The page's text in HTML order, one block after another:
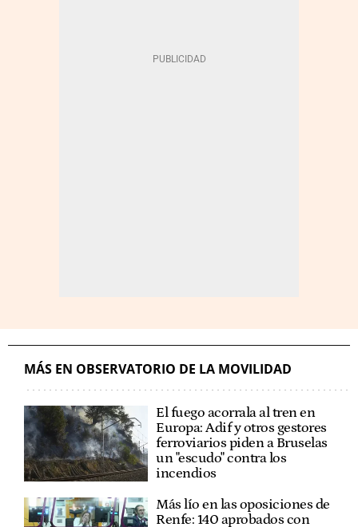
MÁS EN OBSERVATORIO DE LA MOVILIDAD
El fuego acorrala al tren en
Europa: Adif y otros gestores
ferroviarios piden a Bruselas
un "escudo" contra los
incendios
Más lío en las oposiciones de
Renfe: 140 aprobados con